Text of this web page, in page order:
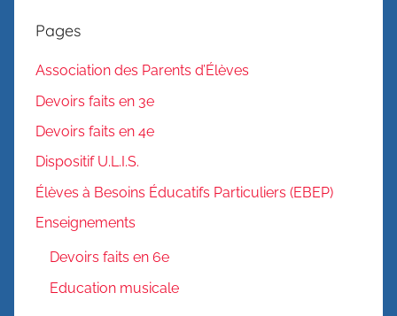
Pages
Association des Parents d’Élèves
Devoirs faits en 3e
Devoirs faits en 4e
Dispositif U.L.I.S.
Élèves à Besoins Éducatifs Particuliers (EBEP)
Enseignements
Devoirs faits en 6e
Education musicale